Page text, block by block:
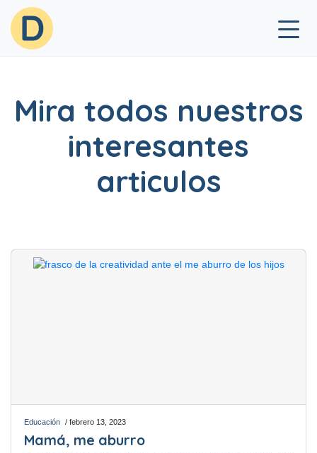
Mira todos nuestros
interesantes
articulos
Educación / febrero 13, 2023
Mamá, me aburro